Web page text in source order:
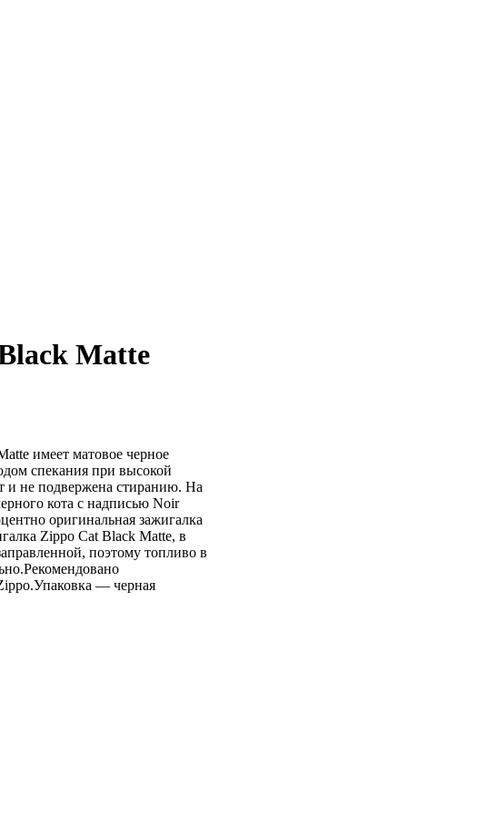
Matte
имеет матовое черное
спекания при высокой
и не подвержена стиранию. На
кота с надписью Noir
оригинальная зажигалка
Zippo Cat Black Matte, в
поэтому топливо в
— черная